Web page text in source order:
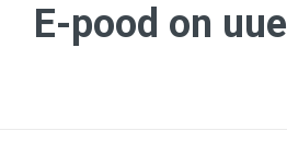
E-pood on